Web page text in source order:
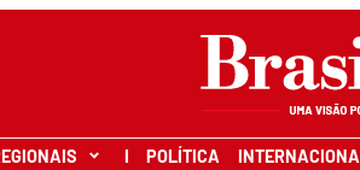
I POLÍTICA